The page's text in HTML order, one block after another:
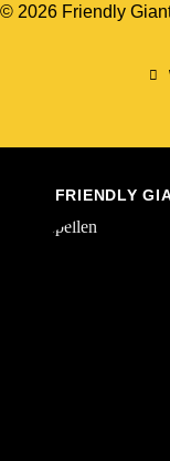
© 2026 Friendly
FRIENDLY